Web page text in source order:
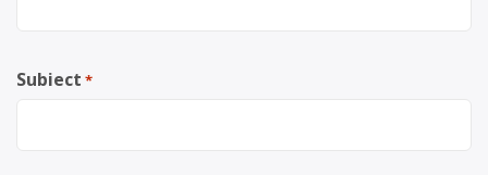
Subiect *